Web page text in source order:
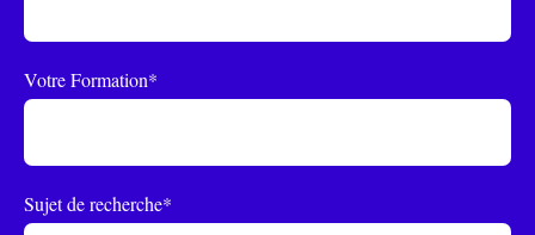
Votre Formation*
Sujet de recherche*